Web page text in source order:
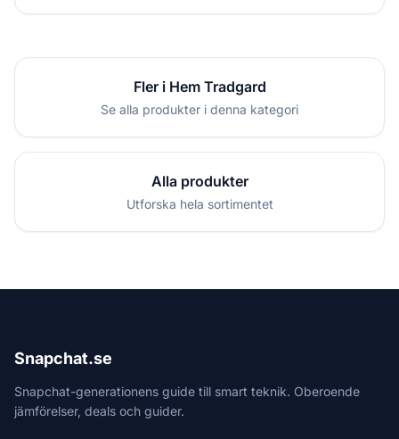
Fler i Hem Tradgard
Se alla produkter i denna kategori
Alla produkter
Utforska hela sortimentet
Snapchat.se
Snapchat-generationens guide till smart teknik. Oberoende
jämförelser, deals och guider.